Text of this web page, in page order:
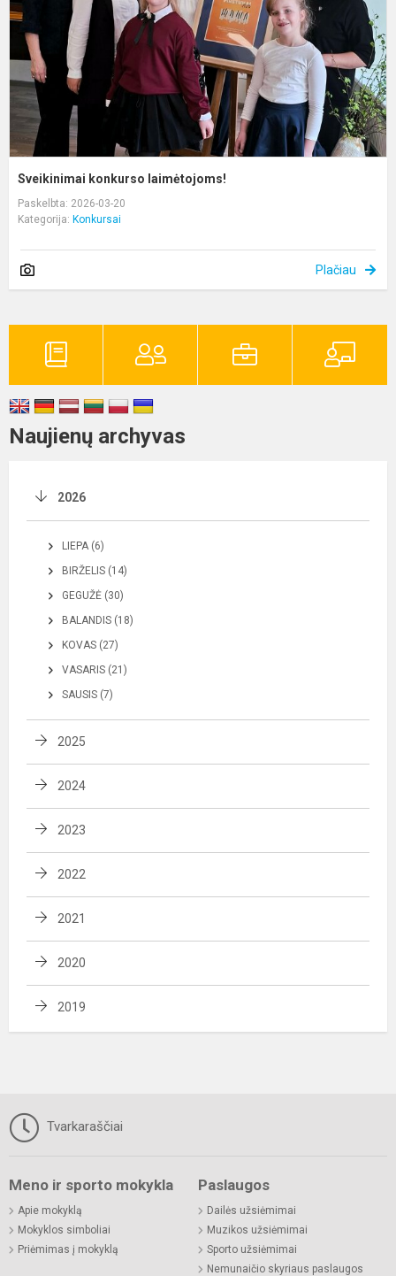
Sveikinimai konkurso laimėtojoms!
Paskelbta: 2026-03-20
Kategorija: Konkursai
Plačiau
Naujienų archyvas
2026
LIEPA (6)
BIRŽELIS (14)
GEGUŽĖ (30)
BALANDIS (18)
KOVAS (27)
VASARIS (21)
SAUSIS (7)
2025
2024
2023
2022
2021
2020
2019
Tvarkaraščiai
Meno ir sporto mokykla
Apie mokyklą
Mokyklos simboliai
Priėmimas į mokyklą
Paslaugos
Dailės užsiėmimai
Muzikos užsiėmimai
Sporto užsiėmimai
Nemunaičio skyriaus paslaugos